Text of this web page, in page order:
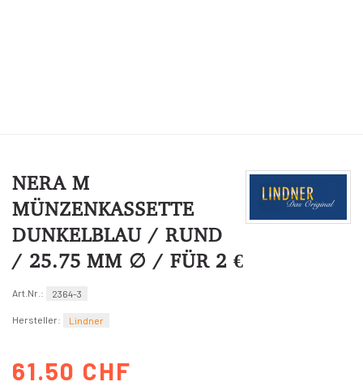
NERA M
MÜNZENKASSETTE
DUNKELBLAU / RUND
/ 25.75 MM ∅ / FÜR 2 €
Art.Nr.: 2364-3
Hersteller: Lindner
61.50 CHF